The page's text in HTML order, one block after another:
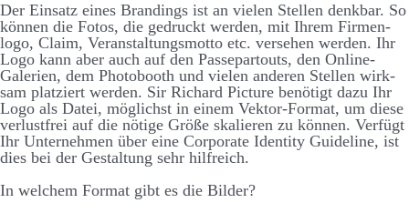
Der Ein­satz eines Brand­ings ist an vielen Stellen denk­bar. So
können die Fotos, die ge­druckt werden, mit Ihrem Firmen­
logo, Claim, Ver­an­stalt­ungs­motto etc. ver­sehen werden. Ihr
Logo kann aber auch auf den Passe­partouts, den On­line-
Galerien, dem Photo­booth und vielen anderen Stellen wirk­
sam platz­iert werden. Sir Richard Picture be­nötigt dazu Ihr
Logo als Datei, möglichst in einem Vektor-Format, um diese
ver­lust­frei auf die nötige Größe skalieren zu können. Ver­fügt
Ihr Unter­nehmen über eine Corporate Identity Guide­line, ist
dies bei der Ge­stalt­ung sehr hilf­reich.
In welchem Format gibt es die Bilder?